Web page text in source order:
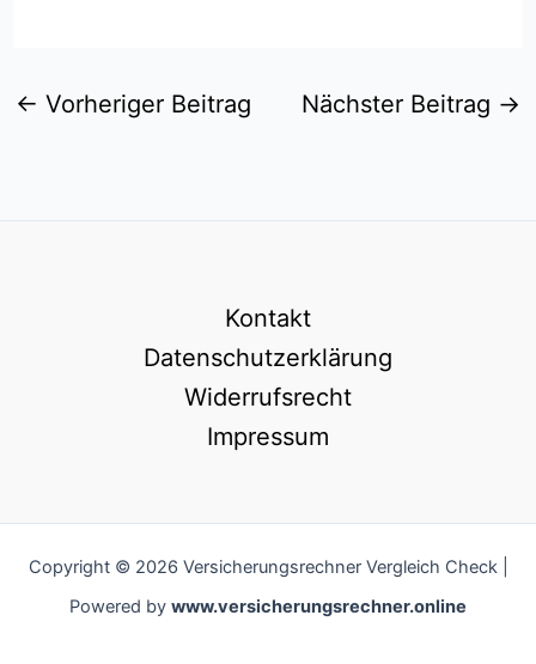
← Vorheriger Beitrag Nächster Beitrag →
Kontakt
Datenschutzerklärung
Widerrufsrecht
Impressum
Copyright © 2026 Versicherungsrechner Vergleich Check |
Powered by www.versicherungsrechner.online